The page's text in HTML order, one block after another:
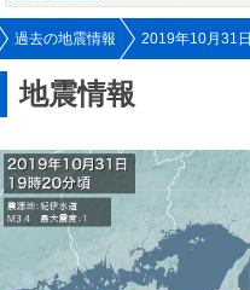
過去の地震情報 2019年10月31日
地震情報